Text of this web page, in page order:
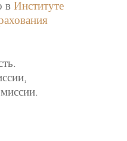
в Институте